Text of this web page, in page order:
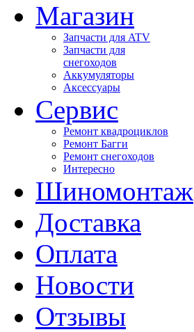
Магазин
Запчасти для ATV
Запчасти для
снегоходов
Аккумуляторы
Аксессуары
Сервис
Ремонт квадроциклов
Ремонт Багги
Ремонт снегоходов
Интересно
Шиномонтаж
Доставка
Оплата
Новости
Отзывы